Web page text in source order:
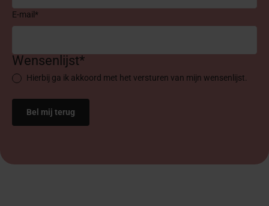
E-mail*
Wensenlijst*
Hierbij ga ik akkoord met het versturen van mijn wensenlijst.